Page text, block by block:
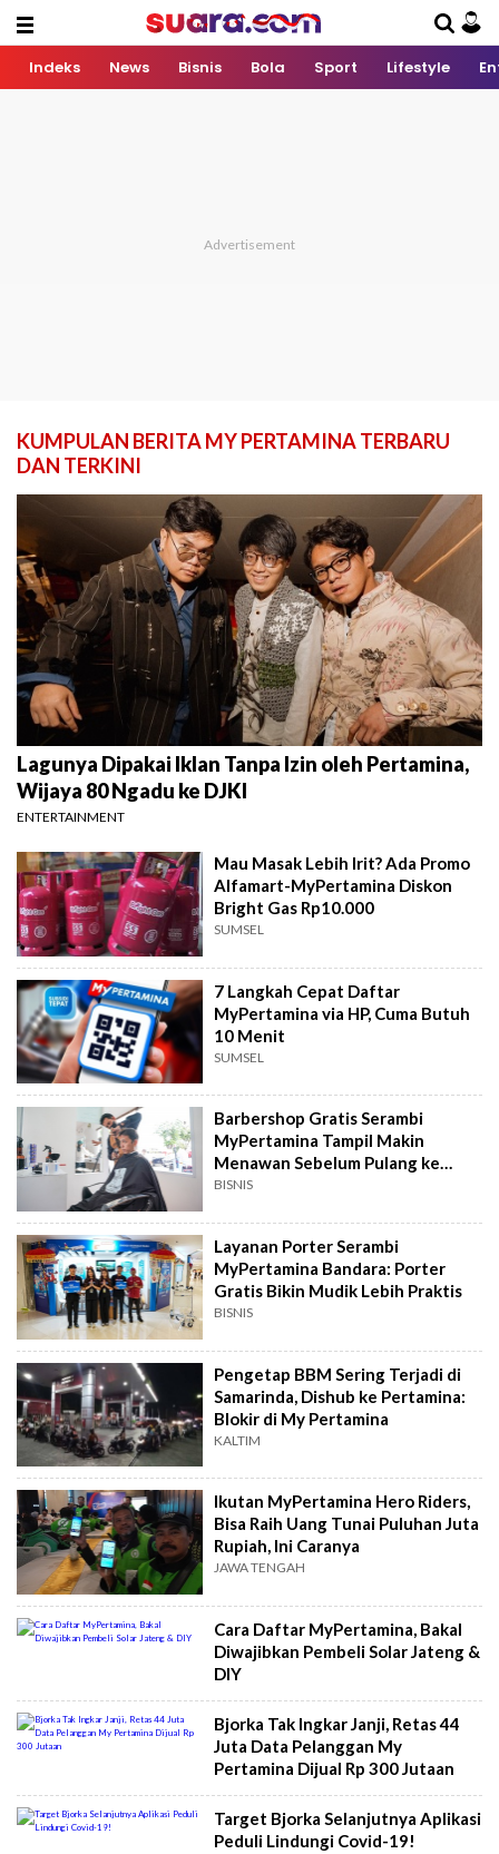
Indeks News Bisnis Bola Sport Lifestyle
KUMPULAN BERITA MY PERTAMINA TERBARU
DAN TERKINI
Lagunya Dipakai Iklan Tanpa Izin oleh Pertamina,
Wijaya 80 Ngadu ke DJKI
ENTERTAINMENT
Mau Masak Lebih Irit? Ada Promo
Alfamart-MyPertamina Diskon
Bright Gas Rp10.000
SUMSEL
7 Langkah Cepat Daftar
MyPertamina via HP, Cuma Butuh
10 Menit
SUMSEL
Barbershop Gratis Serambi
MyPertamina Tampil Makin
Menawan Sebelum Pulang ke
Kampung Halaman
BISNIS
Layanan Porter Serambi
MyPertamina Bandara: Porter
Gratis Bikin Mudik Lebih Praktis
BISNIS
Pengetap BBM Sering Terjadi di
Samarinda, Dishub ke Pertamina:
Blokir di My Pertamina
KALTIM
Ikutan MyPertamina Hero Riders,
Bisa Raih Uang Tunai Puluhan Juta
Rupiah, Ini Caranya
JAWA TENGAH
Cara Daftar MyPertamina, Bakal
Diwajibkan Pembeli Solar Jateng &
DIY
Bjorka Tak Ingkar Janji, Retas 44
Juta Data Pelanggan My
Pertamina Dijual Rp 300 Jutaan
Target Bjorka Selanjutnya Aplikasi
Peduli Lindungi Covid-19!